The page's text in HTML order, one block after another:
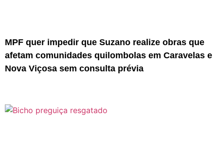
MPF quer impedir que Suzano realize obras que
afetam comunidades quilombolas em Caravelas e
Nova Viçosa sem consulta prévia